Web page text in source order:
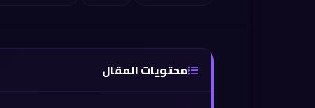
محتويات المقال